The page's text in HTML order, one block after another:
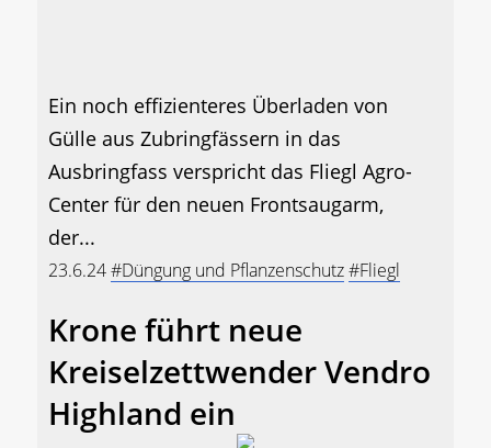
Ein noch effizienteres Überladen von
Gülle aus Zubringfässern in das
Ausbringfass verspricht das Fliegl Agro-
Center für den neuen Frontsaugarm,
der...
23.6.24#Düngung und Pflanzenschutz#Fliegl
Krone führt neue
Kreiselzettwender Vendro
Highland ein